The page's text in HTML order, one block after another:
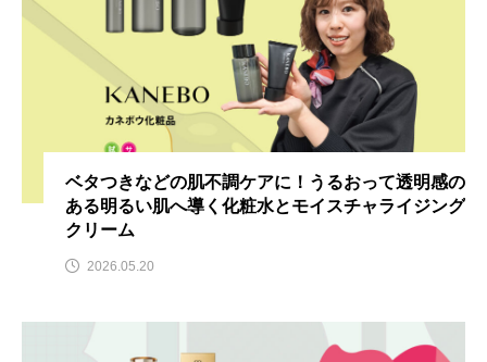
ベタつきなどの肌不調ケアに！うるおって透明感の
ある明るい肌へ導く化粧水とモイスチャライジング
クリーム
2026.05.20